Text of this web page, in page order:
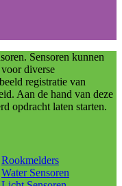
Sensoren kunnen
voor diverse
registratie van
Aan de hand van deze
opdracht laten starten.
Rookmelders
Water Sensoren